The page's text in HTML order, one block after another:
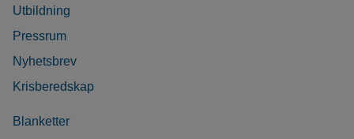
Utbildning
Pressrum
Nyhetsbrev
Krisberedskap
Blanketter